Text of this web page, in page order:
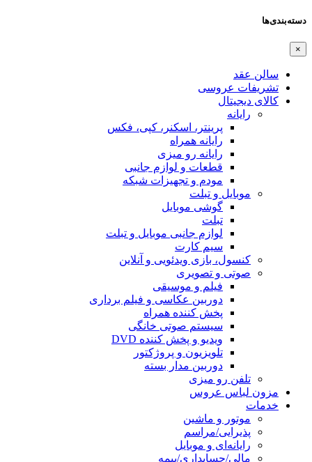
دسته‌بندی‌ها
×
سالن عقد
تشریفات عروسی
کالای دیجیتال
رایانه
پرینتر، اسکنر، کپی، فکس
رایانه همراه
رایانه رو میزی
قطعات و لوازم جانبی
مودم و تجهیزات شبکه
موبایل و تبلت
گوشی موبایل
تبلت
لوازم جانبی موبایل و تبلت
سیم کارت
کنسول، بازی‌ ویدئویی و آنلاین
صوتی و تصویری
فیلم و موسیقی
دوربین عکاسی و فیلم برداری
پخش کننده همراه
سیستم صوتی خانگی
ویدیو و پخش کننده DVD
تلویزیون و پروژکتور
دوربین مدار بسته
تلفن رو میزی
مزون لباس عروس
خدمات
موتور و ماشین
پذیرایی/مراسم
رایانه‌ای و موبایل
مالی/حسابداری/بیمه